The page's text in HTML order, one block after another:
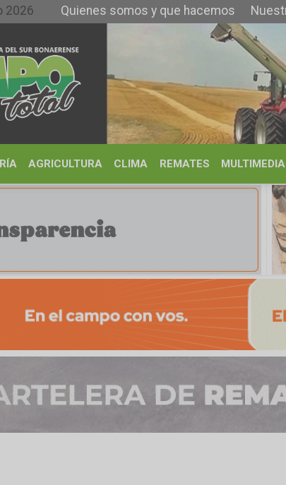
Quienes somos y que hacemos Nuestros clientes
REMATES MULTIMEDIA PROGRAMAS